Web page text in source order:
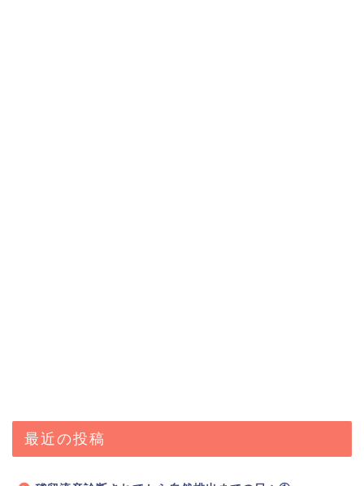
最近の投稿